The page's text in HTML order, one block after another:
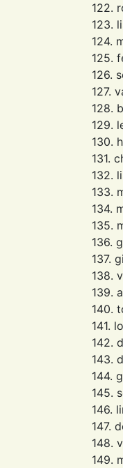
122.
123.
124.
125.
126.
127.
128.
129.
130.
131.
132.
133.
134.
135.
136.
137.
138.
139.
140.
141.
142.
143.
144.
145.
146.
147.
148.
149.